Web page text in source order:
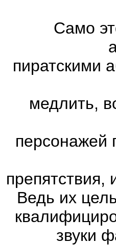
Само
пиратскими
медлить,
персонажей
препятствия,
Ведь их
звуки